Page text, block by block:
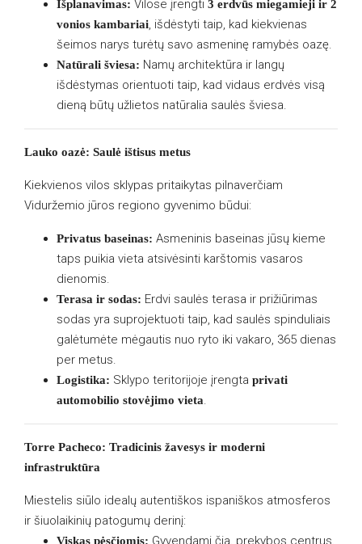
Išplanavimas: Vilose įrengti 3 erdvūs miegamieji ir 2
vonios kambariai, išdėstyti taip, kad kiekvienas
šeimos narys turėtų savo asmeninę ramybės oazę.
Natūrali šviesa: Namų architektūra ir langų
išdėstymas orientuoti taip, kad vidaus erdvės visą
dieną būtų užlietos natūralia saulės šviesa.
Lauko oazė: Saulė ištisus metus
Kiekvienos vilos sklypas pritaikytas pilnaverčiam
Viduržemio jūros regiono gyvenimo būdui:
Privatus baseinas: Asmeninis baseinas jūsų kieme
taps puikia vieta atsivėsinti karštomis vasaros
dienomis.
Terasa ir sodas: Erdvi saulės terasa ir prižiūrimas
sodas yra suprojektuoti taip, kad saulės spinduliais
galėtumėte mėgautis nuo ryto iki vakaro, 365 dienas
per metus.
Logistika: Sklypo teritorijoje įrengta privati
automobilio stovėjimo vieta.
Torre Pacheco: Tradicinis žavesys ir moderni
infrastruktūra
Miestelis siūlo idealų autentiškos ispaniškos atmosferos
ir šiuolaikinių patogumų derinį:
Viskas pėsčiomis: Gyvendami čia, prekybos centrus,